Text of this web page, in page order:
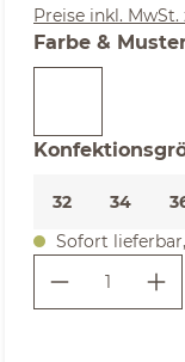
Preise inkl.
Farbe &
32 34
Sofort lieferbar,
Produkt